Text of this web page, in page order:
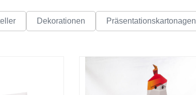
Dekorationen Präsentationskartonagen